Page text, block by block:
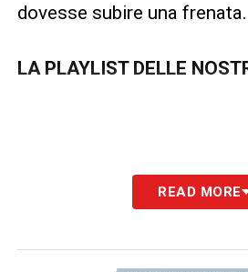
dovesse subire una frenata.
LA PLAYLIST DELLE
READ MORE